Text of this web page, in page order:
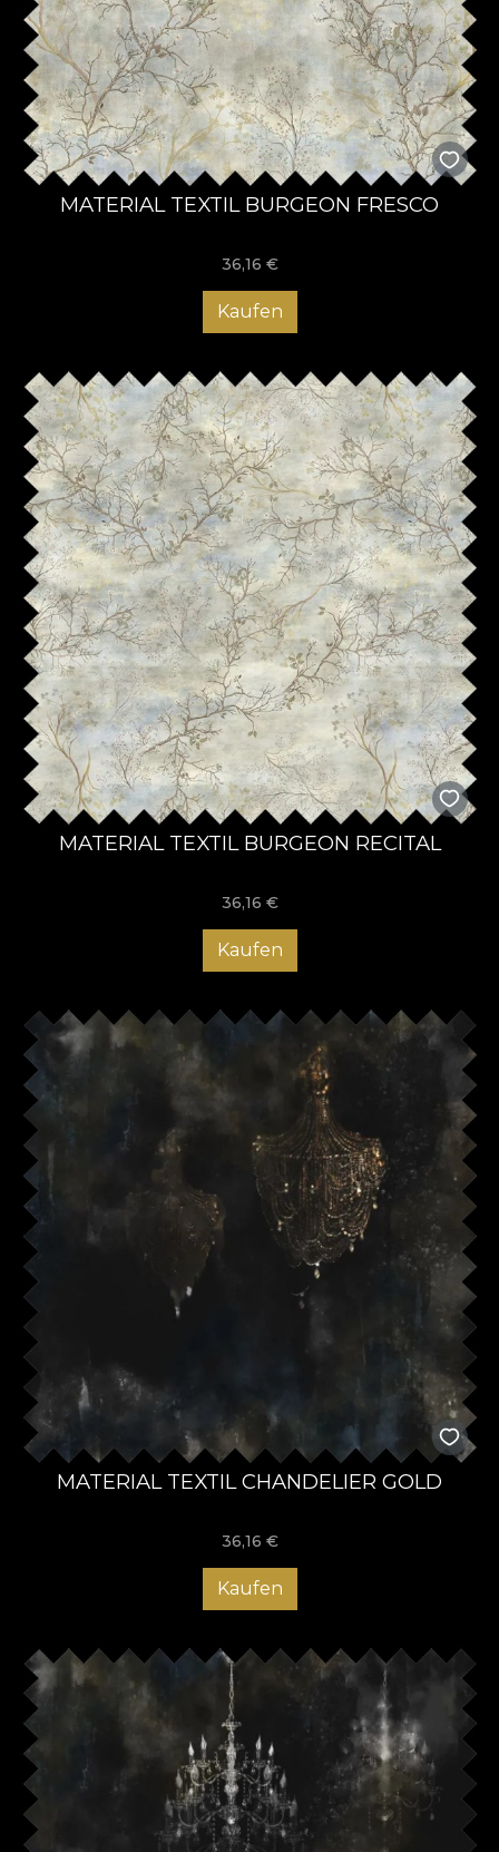
MATERIAL TEXTIL BURGEON FRESCO
36,16 €
Kaufen
MATERIAL TEXTIL BURGEON RECITAL
36,16 €
Kaufen
MATERIAL TEXTIL CHANDELIER GOLD
36,16 €
Kaufen